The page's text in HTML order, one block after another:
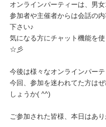
オンラインパーティーは、男
参加者や主催者からは会話の
下さい♪
気になる方にチャット機能を
☆彡
今後は様々なオンラインパーテ
今回、参加を迷われてた方は
しょうか( ^^)
ご参加された皆様、本日はあ